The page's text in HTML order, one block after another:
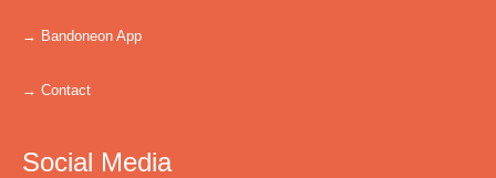
→ Bandoneon App
→ Contact
Social Media